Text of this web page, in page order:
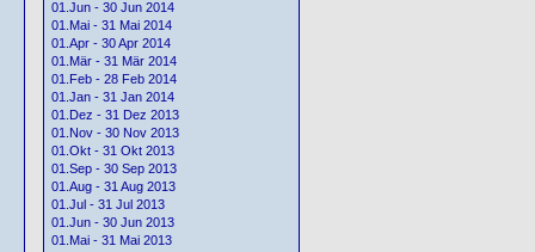
01.Jun - 30 Jun 2014
01.Mai - 31 Mai 2014
01.Apr - 30 Apr 2014
01.Mär - 31 Mär 2014
01.Feb - 28 Feb 2014
01.Jan - 31 Jan 2014
01.Dez - 31 Dez 2013
01.Nov - 30 Nov 2013
01.Okt - 31 Okt 2013
01.Sep - 30 Sep 2013
01.Aug - 31 Aug 2013
01.Jul - 31 Jul 2013
01.Jun - 30 Jun 2013
01.Mai - 31 Mai 2013